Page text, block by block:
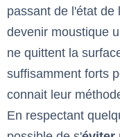
passant de l'état de
devenir moustique
ne quittent la
suffisamment forts
connait leur
En respectant